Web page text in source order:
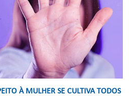
À MULHER SE CULTIVA TODOS